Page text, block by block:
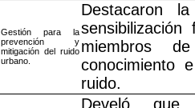
Gestión para la
prevención y
mitigación del ruido
urbano.
Destacaron
miembros
conocimiento
ruido.
Develó